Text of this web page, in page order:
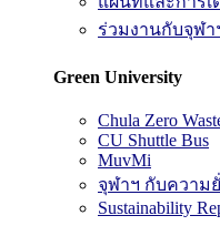
ร่วมงานกับจุฬา
Green University
Chula Zero
CU Shuttle Bus
MuvMi
จุฬาฯ กับความ
Sustainability